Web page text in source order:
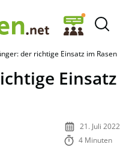
der richtige Einsatz im Rasen
Einsatz
21. Juli 2022
4 Minuten